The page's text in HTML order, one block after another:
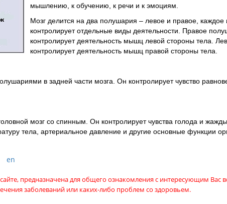
мышлению, к обучению, к речи и к эмоциям.
Мозг делится на два полушария – левое и правое, каждое
контролирует отдельные виды деятельности. Правое
контролирует деятельность мышц левой стороны тела.
контролирует деятельность мышц правой стороны тела.
в задней части мозга. Он контролирует чувство
мозг со спинным. Он контролирует чувства голода и
тела, артериальное давление и другие основные функции
Share
en
предназначена для общего ознакомления с интересующим Вас
заболеваний или каких-либо проблем со здоровьем.